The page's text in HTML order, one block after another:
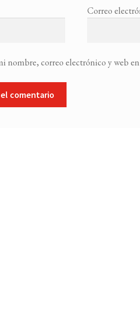
Correo
nombre, correo electrónico y web